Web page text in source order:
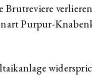
Brutreviere
Purpur-